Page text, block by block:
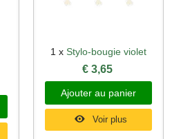
1 x Stylo-bougie violet
€ 3,65
Ajouter au panier
Voir plus